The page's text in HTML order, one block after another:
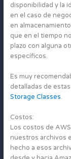
disponibilidad y la
en el caso de
en
que en el tiempo
plazo con alguna
específicos.
Es muy
detalladas de
Storage Classes.
Costos:
Los costos de
nuestros archivos
hecho a esos